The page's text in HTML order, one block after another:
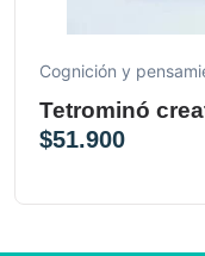
Cognición y
Tetrominó
$51.900